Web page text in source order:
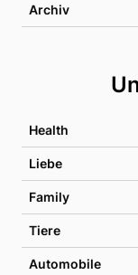
Archiv
Health
Liebe
Family
Tiere
Automobile